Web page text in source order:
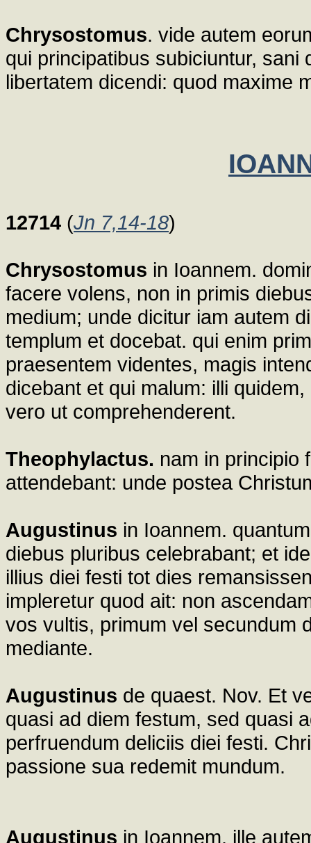
Chrysostomus. vide autem
qui principatibus subiciuntur,
libertatem dicendi: quod maxime
12714 (Jn 7,14-18)
Chrysostomus in Ioannem.
facere volens, non in primis
medium; unde dicitur iam autem
templum et docebat. qui enim
praesentem videntes, magis
dicebant et qui malum: illi
vero ut comprehenderent.
Theophylactus. nam in principio
attendebant: unde postea
Augustinus in Ioannem.
diebus pluribus celebrabant; et
illius diei festi tot dies
impleretur quod ait: non
vos vultis, primum vel secundum
mediante.
Augustinus de quaest. Nov. Et
quasi ad diem festum, sed quasi
perfruendum deliciis diei festi.
passione sua redemit mundum.
Augustinus in Ioannem. ille